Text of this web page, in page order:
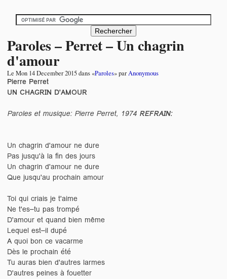
Paroles – Perret – Un chagrin
d'amour
Le Mon 14 December 2015dans «Paroles» parAnonymous
Pierre Perret
UN CHAGRIN D'AMOUR
Paroles et musique: Pierre Perret, 1974 REFRAIN:
Un chagrin d'amour ne dure
Pas jusqu'à la fin des jours
Un chagrin d'amour ne dure
Que jusqu'au prochain amour
Toi qui criais je t'aime
Ne t'es–tu pas trompé
D'amour et quand bien même
Lequel est–il dupé
A quoi bon ce vacarme
Dès le prochain été
Tu auras bien d'autres larmes
D'autres peines à fouetter